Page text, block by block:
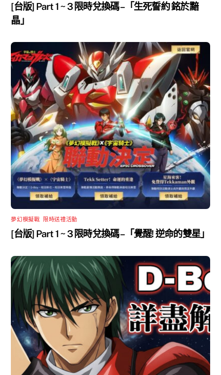
[台版] Part 1 ~ 3 限時兌換碼 –「生死誓約 銘於黯
晶」
夢幻模擬戰 限時送禮活動
[台版] Part 1 ~ 3 限時兌換碼 –「覺醒! 逆命的雙星」